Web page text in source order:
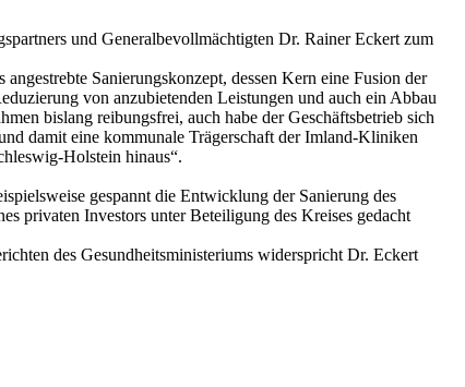
und Generalbevollmächtigten Dr. Rainer Eckert zum
Sanierungskonzept, dessen Kern eine Fusion der
von anzubietenden Leistungen und auch ein Abbau
bislang reibungsfrei, auch habe der Geschäftsbetrieb sich
damit eine kommunale Trägerschaft der Imland-Kliniken
Holstein hinaus“.
gespannt die Entwicklung der Sanierung des
privaten Investors unter Beteiligung des Kreises gedacht
des Gesundheitsministeriums widerspricht Dr. Eckert